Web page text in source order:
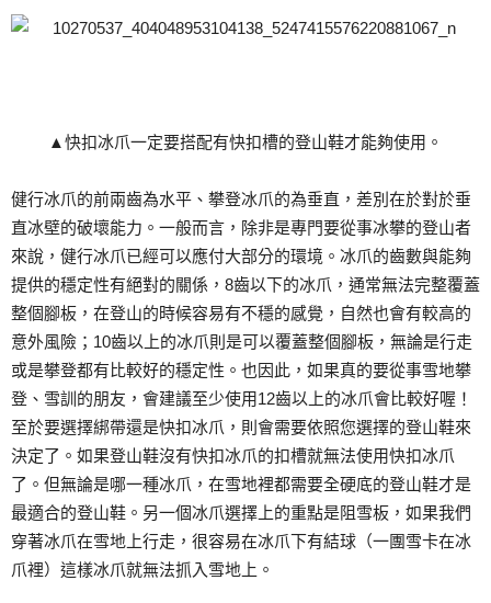
▲快扣冰爪一定要搭配有快扣槽的登山鞋才能夠使用。
健行冰爪的前兩齒為水平、攀登冰爪的為垂直，差別在於對於垂
直冰壁的破壞能力。一般而言，除非是專門要從事冰攀的登山者
來說，健行冰爪已經可以應付大部分的環境。冰爪的齒數與能夠
提供的穩定性有絕對的關係，8齒以下的冰爪，通常無法完整覆蓋
整個腳板，在登山的時候容易有不穩的感覺，自然也會有較高的
意外風險；10齒以上的冰爪則是可以覆蓋整個腳板，無論是行走
或是攀登都有比較好的穩定性。也因此，如果真的要從事雪地攀
登、雪訓的朋友，會建議至少使用12齒以上的冰爪會比較好喔！
至於要選擇綁帶還是快扣冰爪，則會需要依照您選擇的登山鞋來
決定了。如果登山鞋沒有快扣冰爪的扣槽就無法使用快扣冰爪
了。但無論是哪一種冰爪，在雪地裡都需要全硬底的登山鞋才是
最適合的登山鞋。另一個冰爪選擇上的重點是阻雪板，如果我們
穿著冰爪在雪地上行走，很容易在冰爪下有結球（一團雪卡在冰
爪裡）這樣冰爪就無法抓入雪地上。